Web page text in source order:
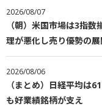
2026/08/07
（朝）米国市場は3指
理が悪化し売り優勢の展
2026/08/06
（まとめ）日経平均は
も好業績銘柄が支え